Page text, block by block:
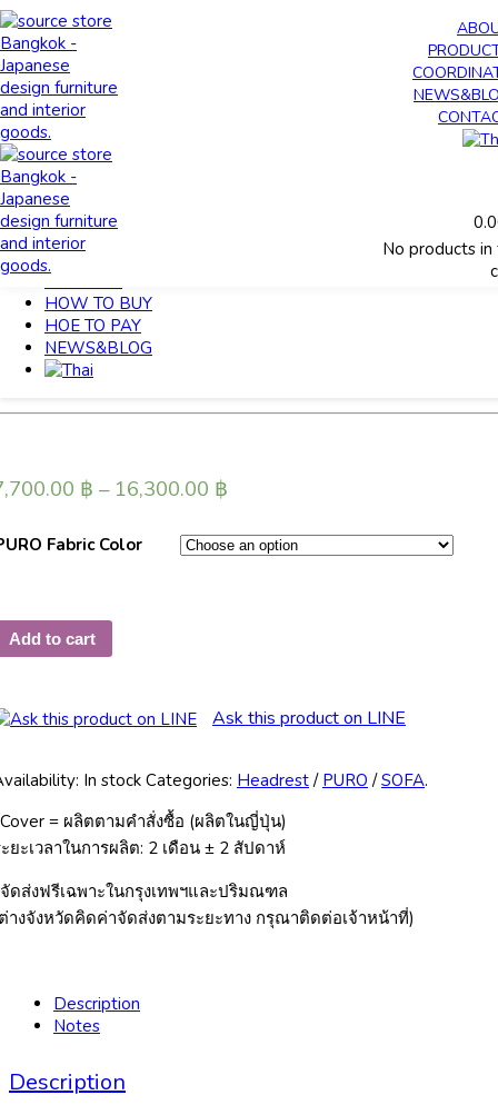
0.00฿
No products in the cart.
MY ACCOUNT
HOME
ABOUT
PRODUCTS
COORDINATE
HOW TO BUY
HOE TO PAY
NEWS&BLOG
No products in
HOME > PURO Head Rest
Head Rest
and useable for any sofa
headrest is a useful item that firmly supports your head even
sit on the sofa for a long time. You can experience the
and relaxation that is gently wrapped.
Head Rest can also be used with TOCCO, SALA and BIS
sofas.
฿ – 16,300.00 ฿
Fabric Color
Add to cart
Ask this product on LINE
In stock Categories: Headrest/ PURO /SOFA.
= ผลิตตามคำสั่งซื้อ (ผลิตในญี่ปุ่น)
ยะเวลาในการผลิต: 2 เดือน ± 2 สัปดาห์
ดส่งฟรีเฉพาะในกรุงเทพฯและปริมณฑล
างจังหวัดคิดค่าจัดส่งตามระยะทาง กรุณาติดต่อเจ้าหน้าที่)
Description
Notes
Description